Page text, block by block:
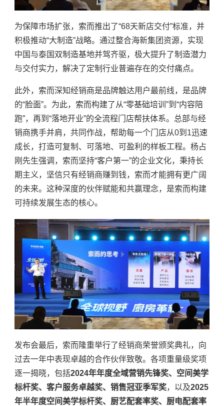
为保障市场扩张，索而推出了“68天新店交付”标准，并
积极推动“大制造”战略。通过整合海新集团资源，实现
中国与泰国双制造基地并驾齐驱，极大提升了制造潜力
与交付实力，解决了定制行业普遍存在的交付痛点。
此外，索而深知经销商是品牌触达用户最前线，是品牌
的“脸面”。为此，索而构建了从“零基础培训”到“内容陪
跑”，再到“落地开业”的全流程门店帮扶体系。总部与经
销商携手并肩，共同作战，帮助每一个门店从0到1迅速
成长，打造可复制、可落地、可盈利的样板工程。杨占
刚先生强调，索而坚持“客户第一”的企业文化，秉持长
期主义，坚信只有经销商赚到钱，索而才能拥有更广阔
的未来。这种深度的伙伴赋能和共赢理念，是索而构建
可持续发展生态的核心。
发布会最后，索而隆重举行了经销商荣誉颁奖典礼，向
过去一年中表现卓越的合作伙伴致敬。各项重量级奖项
逐一揭晓，包括2024年年度全域营销先锋奖、空间美学
标杆奖、客户服务卓越奖、销售冠亚季军奖，以及2025
年半年度空间美学标杆奖、厨艺配套率奖、厨电配套率